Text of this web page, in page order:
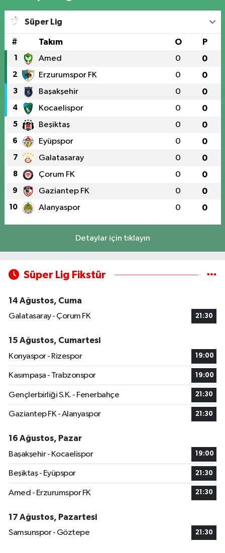
Süper Lig
# Takım O P
1 Amed 0 0
2 Erzurumspor FK 0 0
3 Başakşehir 0 0
4 Kocaelispor 0 0
5 Beşiktaş 0 0
6 Eyüpspor 0 0
7 Galatasaray 0 0
8 Çorum FK 0 0
9 Gaziantep FK 0 0
10 Alanyaspor 0 0
Detaylar için tıklayın
Süper Lig Fikstür
14 Ağustos, Cuma
Galatasaray - Çorum FK
21:30
15 Ağustos, Cumartesi
Konyaspor - Rizespor
19:00
Kasımpaşa - Trabzonspor 19:00
Gençlerbirliği S.K. - Fenerbahçe 21:30
Gaziantep FK - Alanyaspor 21:30
16 Ağustos, Pazar
Başakşehir - Kocaelispor
19:00
Beşiktaş - Eyüpspor 21:30
Amed - Erzurumspor FK 21:30
17 Ağustos, Pazartesi
Samsunspor - Göztepe
21:30